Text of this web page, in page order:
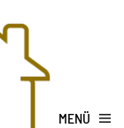
MENÜ